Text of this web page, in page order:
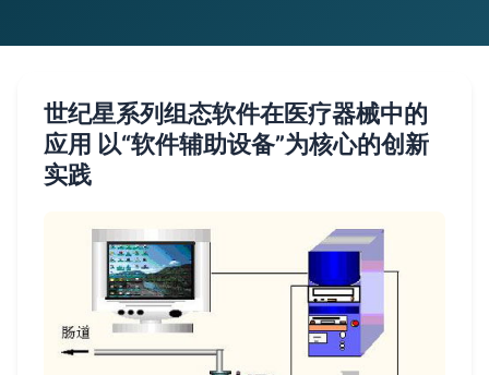
世纪星系列组态软件在医疗器械中的
应用 以“软件辅助设备”为核心的创新
实践